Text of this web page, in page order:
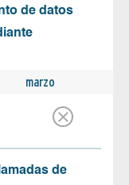
de datos
marzo
de